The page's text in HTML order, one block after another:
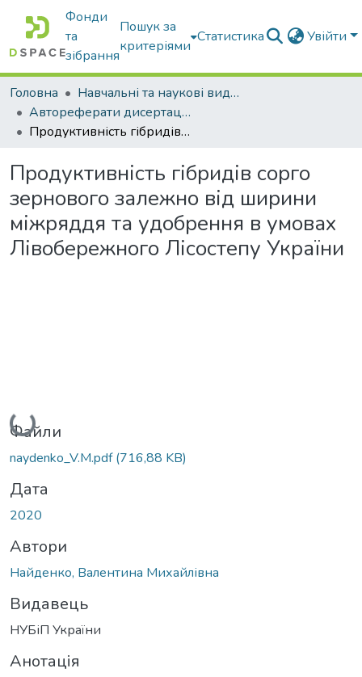
Фонди
та
зібрання
Пошук за
критеріями
Статистика Увійти
Головна
Навчальні та наукові видання
Автореферати дисертацій та дисертації
Продуктивність гібридів сорго зернового залежно від ширини міжряддя та удобрення в умовах Лівобережного Лісостепу України
Продуктивність гібридів сорго
зернового залежно від ширини
міжряддя та удобрення в умовах
Лівобережного Лісостепу України
Вантажиться...
Файли
naydenko_V.M.pdf(716,88 KB)
Дата
2020
Автори
Найденко, Валентина Михайлівна
Видавець
НУБіП України
Анотація